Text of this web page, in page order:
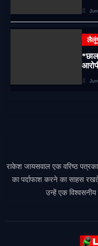
राकेश जायसवाल एक वरिष्ठ
का पर्दाफाश करने का साहस
उन्हें एक विश्वसनीय